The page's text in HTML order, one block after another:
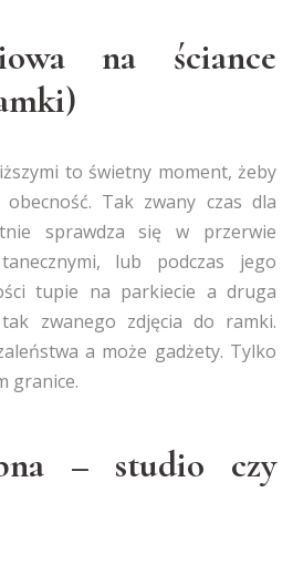
na ściance
to świetny moment, żeby
Tak zwany czas dla
sprawdza się w przerwie
lub podczas jego
tupie na parkiecie a druga
zwanego zdjęcia do ramki.
a może gadżety. Tylko
granice.
– studio czy